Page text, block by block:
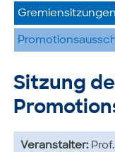
Gremiensitzungen
Sitzung
Veranstalter: